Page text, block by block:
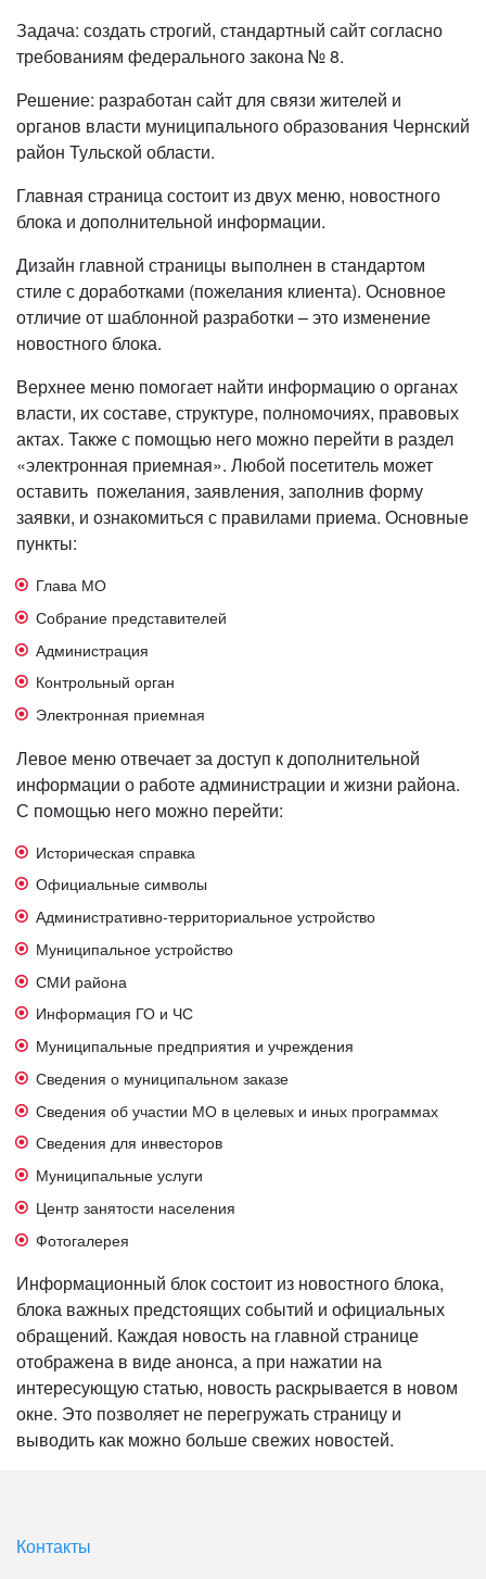
Задача: создать строгий, стандартный сайт согласно
требованиям федерального закона № 8.
Решение: разработан сайт для связи жителей и
органов власти муниципального образования Чернский
район Тульской области.
Главная страница состоит из двух меню, новостного
блока и дополнительной информации.
Дизайн главной страницы выполнен в стандартом
стиле с доработками (пожелания клиента). Основное
отличие от шаблонной разработки – это изменение
новостного блока.
Верхнее меню помогает найти информацию о органах
власти, их составе, структуре, полномочиях, правовых
актах. Также с помощью него можно перейти в раздел
«электронная приемная». Любой посетитель может
оставить пожелания, заявления, заполнив форму
заявки, и ознакомиться с правилами приема. Основные
пункты:
Глава МО
Собрание представителей
Администрация
Контрольный орган
Электронная приемная
Левое меню отвечает за доступ к дополнительной
информации о работе администрации и жизни района.
С помощью него можно перейти:
Историческая справка
Официальные символы
Административно-территориальное устройство
Муниципальное устройство
СМИ района
Информация ГО и ЧС
Муниципальные предприятия и учреждения
Сведения о муниципальном заказе
Сведения об участии МО в целевых и иных программах
Сведения для инвесторов
Муниципальные услуги
Центр занятости населения
Фотогалерея
Информационный блок состоит из новостного блока,
блока важных предстоящих событий и официальных
обращений. Каждая новость на главной странице
отображена в виде анонса, а при нажатии на
интересующую статью, новость раскрывается в новом
окне. Это позволяет не перегружать страницу и
выводить как можно больше свежих новостей.
Контакты